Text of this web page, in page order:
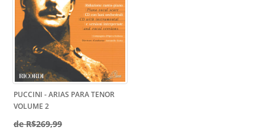
PUCCINI - ARIAS PARA TENOR
VOLUME 2
de R$269,99